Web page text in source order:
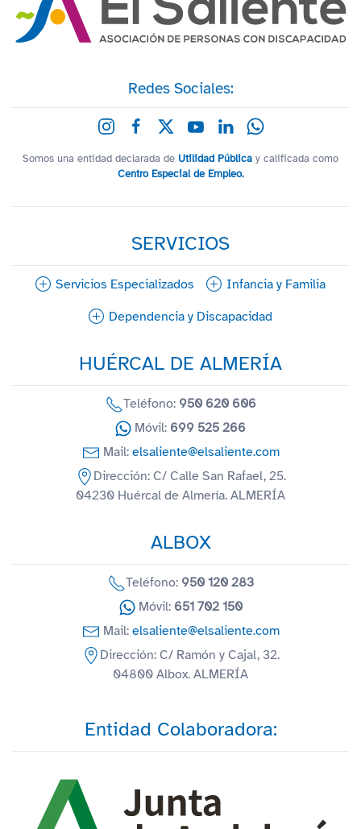
Redes Sociales:
Somos una entidad declarada de Utilidad Pública y calificada como
Centro Especial de Empleo.
SERVICIOS
Servicios Especializados Infancia y Familia
Dependencia y Discapacidad
HUÉRCAL DE ALMERÍA
Teléfono: 950 620 606
Móvil: 699 525 266
Mail: elsaliente@elsaliente.com
Dirección: C/ Calle San Rafael, 25.
04230 Huércal de Almería. ALMERÍA
ALBOX
Teléfono: 950 120 283
Móvil: 651 702 150
Mail: elsaliente@elsaliente.com
Dirección: C/ Ramón y Cajal, 32.
04800 Albox. ALMERÍA
Entidad Colaboradora: